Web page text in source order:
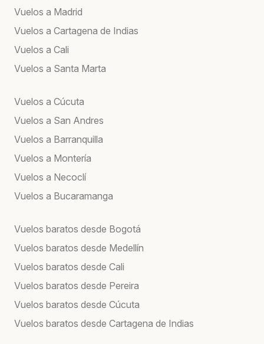
Vuelos a Madrid
Vuelos a Cartagena de Indias
Vuelos a Cali
Vuelos a Santa Marta
Vuelos a Cúcuta
Vuelos a San Andres
Vuelos a Barranquilla
Vuelos a Montería
Vuelos a Necoclí
Vuelos a Bucaramanga
Vuelos baratos desde Bogotá
Vuelos baratos desde Medellín
Vuelos baratos desde Cali
Vuelos baratos desde Pereira
Vuelos baratos desde Cúcuta
Vuelos baratos desde Cartagena de Indias